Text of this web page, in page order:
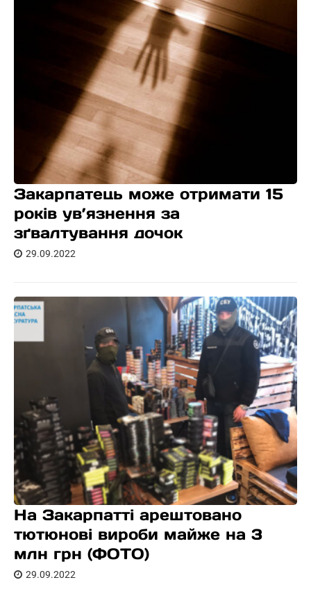
Закарпатець може отримати 15
років ув’язнення за
зґвалтування дочок
29.09.2022
На Закарпатті арештовано
тютюнові вироби майже на 3
млн грн (ФОТО)
29.09.2022